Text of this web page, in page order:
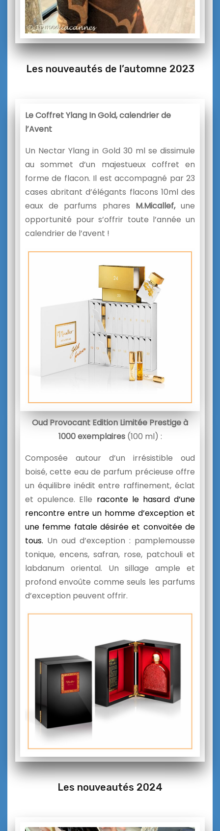
Les nouveautés de l’automne 2023
Le Coffret Ylang In Gold,calendrier de
l’Avent
Un Nectar Ylang in Gold 30 ml se dissimule
au sommet d’un majestueux coffret en
forme de flacon. Il est accompagné par 23
cases abritant d’élégants flacons 10ml des
eaux de parfums phares M.Micallef,une
opportunité pour s’offrir toute l’année un
calendrier de l’avent !
Oud Provocant Edition Limitée Prestige à
1000 exemplaires (100 ml) :
Composée autour d’un irrésistible oud
boisé, cette eau de parfum précieuse offre
un équilibre inédit entre raffinement, éclat
et opulence. Elle raconte le hasardd’une
rencontre entre un homme d’exception et
une femme fatale désirée et convoitée de
tous. Un oud d’exception : pamplemousse
tonique, encens, safran, rose, patchouli et
labdanum oriental. Un sillage ample et
profond envoûte comme seuls les parfums
d’exception peuvent offrir.
Les nouveautés 2024